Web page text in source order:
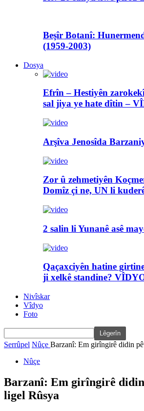
Beşîr Botanî:
(1959-2003)
Dosya
Efrîn – Hestiyên
sal jiya ye hate dîtin –
Arşîva Jenosîda
Zor û zehmetiyên
Domîz çi ne, UN li
2 salin li Yunanê asê
Qaçaxciyên hatine
ji xelkê standine?
Nivîskar
Vîdyo
Foto
Serrûpel Nûçe Barzanî: Em girîngirê didin
Nûçe
Barzanî: Em girîngirê
ligel Rûsya